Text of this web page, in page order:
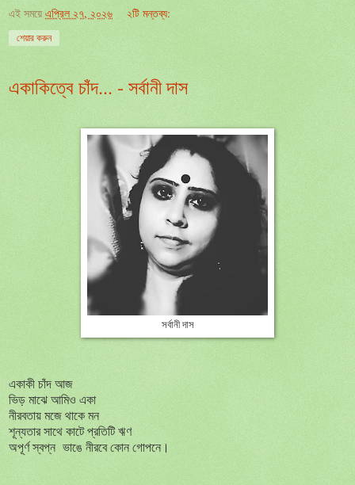
এই সময়েএপ্রিল ২৭, ২০২৬ ২টি মন্তব্য:
শেয়ার করুন
একাকিত্বে চাঁদ... - সর্বানী দাস
সর্বানী দাস
একাকী চাঁদ আজ
ভিড় মাঝে আমিও একা
নীরবতায় মজে থাকে মন
শূন্যতার সাথে কাটে প্রতিটি ঋণ
অপূর্ণ স্বপ্ন ভাঙে নীরবে কোন গোপনে।